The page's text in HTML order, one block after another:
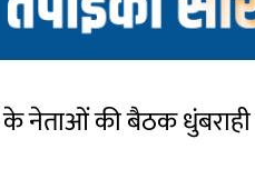
नेताओं की बैठक धुंबराही